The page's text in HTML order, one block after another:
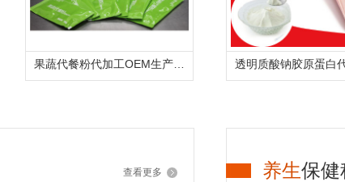
果蔬代餐粉代加工OEM生产厂家
查看更多 养生保健